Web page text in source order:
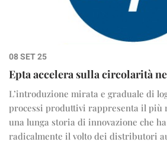
08 SET 25
Epta accelera sulla circolarità
L’introduzione mirata e graduale di
processi produttivi rappresenta il più
una lunga storia di innovazione che
radicalmente il volto dei distributori